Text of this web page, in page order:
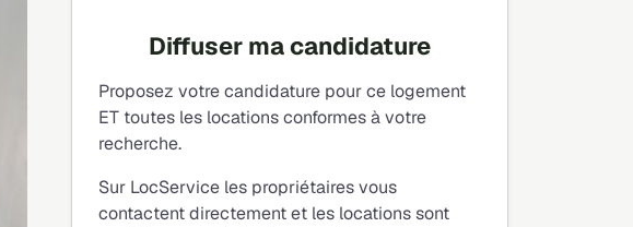
Diffuser ma candidature
Proposez votre candidature pour ce logement
ET toutes les locations conformes à votre
recherche.
Sur LocService les propriétaires vous
contactent directement et les locations sont